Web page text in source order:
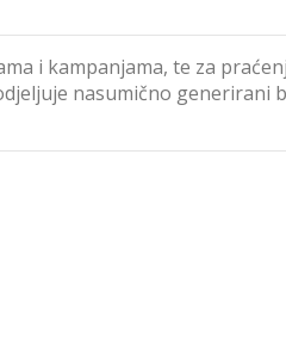
i kampanjama, te za
nasumično generirani